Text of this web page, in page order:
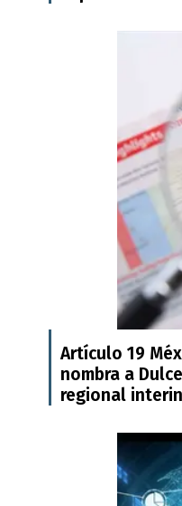
Artículo 19
nombra a
regional